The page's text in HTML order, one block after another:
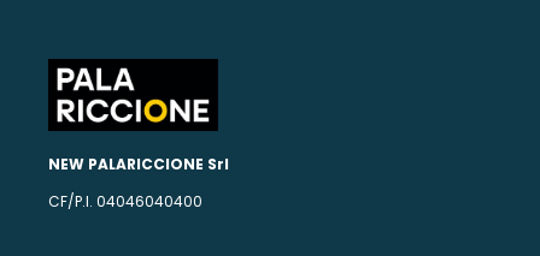
NEW PALARICCIONE Srl
CF/P.I. 04046040400